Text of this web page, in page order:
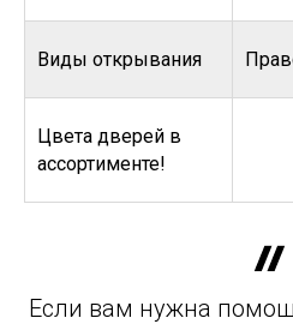
Виды открывания
Цвета дверей в
ассортименте!
Если вам нужна